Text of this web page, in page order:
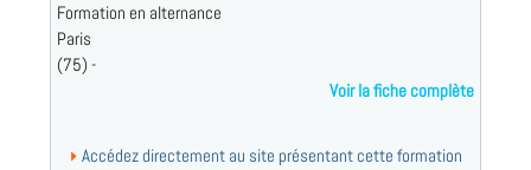
Formation en alternance
Paris
(75) -
Voir la fiche complète
Accédez directement au site présentant cette formation